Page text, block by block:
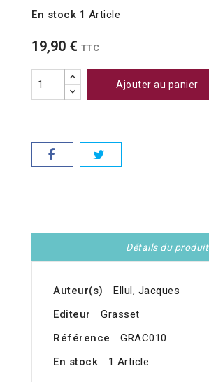
En stock 1 Article
19,90 € TTC
Ajouter au panier
Détails du produit
Auteur(s)
Ellul, Jacques
Editeur
Grasset
Référence
GRAC010
En stock
1 Article